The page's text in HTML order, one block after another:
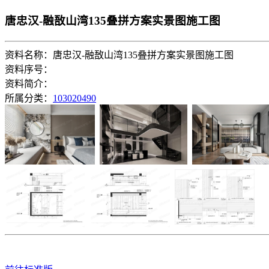
唐忠汉-融敔山湾135叠拼方案实景图施工图
资料名称：唐忠汉-融敔山湾135叠拼方案实景图施工图
资料序号：
资料简介：
所属分类： 103020490